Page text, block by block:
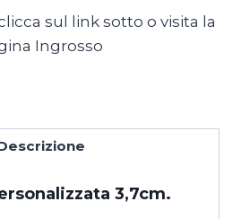
sul link sotto o visita la
Ingrosso
3,7cm.